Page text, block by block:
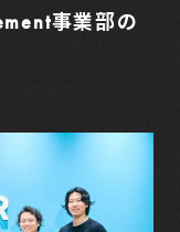
事業部の